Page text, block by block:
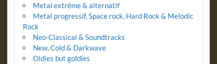
Metal extrême & alternatif
Metal progressif, Space rock, Hard Rock & Melodic
Rock
Neo-Classical & Soundtracks
New, Cold & Darkwave
Oldies but goldies